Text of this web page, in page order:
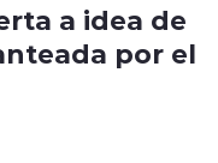
a idea de
por el